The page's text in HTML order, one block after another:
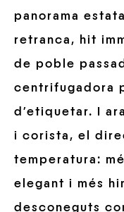
panorama
retranca, hit
de poble
centrifugadora
d’etiquetar. I
i corista, el
temperatura:
elegant i més
desconeguts